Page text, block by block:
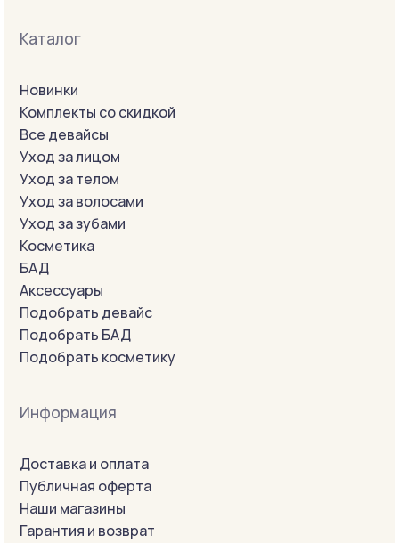
Каталог
Новинки
Комплекты со скидкой
Все девайсы
Уход за лицом
Уход за телом
Уход за волосами
Уход за зубами
Косметика
БАД
Аксессуары
Подобрать девайс
Подобрать БАД
Подобрать косметику
Информация
Доставка и оплата
Публичная оферта
Наши магазины
Гарантия и возврат